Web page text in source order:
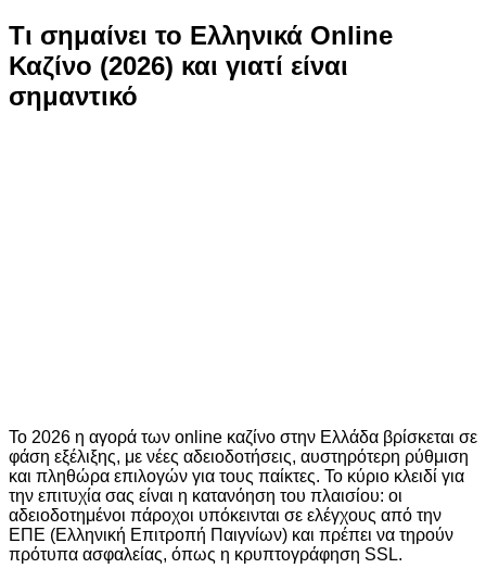
Τι σημαίνει το Ελληνικά Online
Καζίνο (2026) και γιατί είναι
σημαντικό
Το 2026 η αγορά των online καζίνο στην Ελλάδα βρίσκεται σε
φάση εξέλιξης, με νέες αδειοδοτήσεις, αυστηρότερη ρύθμιση
και πληθώρα επιλογών για τους παίκτες. Το κύριο κλειδί για
την επιτυχία σας είναι η κατανόηση του πλαισίου: οι
αδειοδοτημένοι πάροχοι υπόκεινται σε ελέγχους από την
ΕΠΕ (Ελληνική Επιτροπή Παιγνίων) και πρέπει να τηρούν
πρότυπα ασφαλείας, όπως η κρυπτογράφηση SSL.